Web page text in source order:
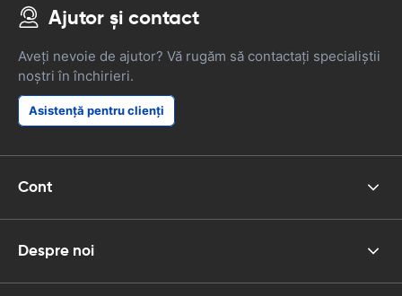
Ajutor și contact
Aveți nevoie de ajutor? Vă rugăm să contactați specialiștii
noștri în închirieri.
Asistență pentru clienți
Cont
Despre noi